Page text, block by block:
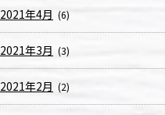
2021年4月 (6)
2021年3月 (3)
2021年2月 (2)